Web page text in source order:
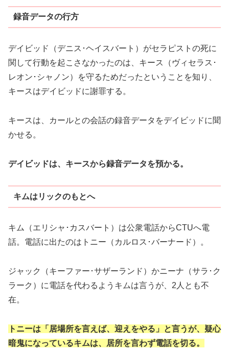
録音データの行方
デイビッド（デニス･ヘイスバート）がセラピストの死に
関して行動を起こさなかったのは、キース（ヴィセラス･
レオン･シャノン）を守るためだったということを知り、
キースはデイビッドに謝罪する。
キースは、カールとの会話の録音データをデイビッドに聞
かせる。
デイビッドは、キースから録音データを預かる。
キムはリックのもとへ
キム（エリシャ･カスバート）は公衆電話からCTUへ電
話。電話に出たのはトニー（カルロス･バーナード）。
ジャック（キーファー･サザーランド）かニーナ（サラ･ク
ラーク）に電話を代わるようキムは言うが、2人とも不
在。
トニーは「居場所を言えば、迎えをやる」と言うが、疑心
暗鬼になっているキムは、居所を言わず電話を切る。